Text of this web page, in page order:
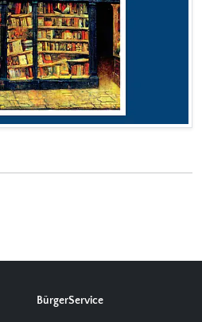
BürgerService